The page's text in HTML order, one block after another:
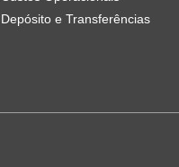
Depósito e Transferências